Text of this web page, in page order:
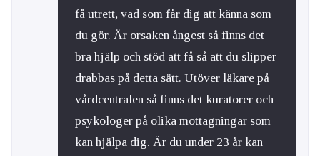
få utrett, vad som får dig att känna som
du gör. Är orsaken ångest så finns det
bra hjälp och stöd att få så att du slipper
drabbas på detta sätt. Utöver läkare på
vårdcentralen så finns det kuratorer och
psykologer på olika mottagningar som
kan hjälpa dig. Är du under 23 år kan